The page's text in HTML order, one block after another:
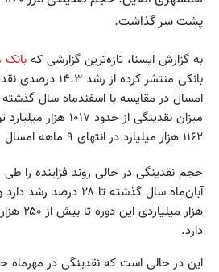
پشت سر گذاشت.
به گزارش ایسنا، تازه‌ترین گزارشی که بانک
بانکی منتشر کرده
امسال در مقایسه با اسفندماه سال
میزان نقدینگی از
۱۱۶۲ هزار میلیارد در انتهای ۹ ماهه امسال رسیده است.
حجم نقدینگی در حالی روند فزاینده را
هزار
دارد.